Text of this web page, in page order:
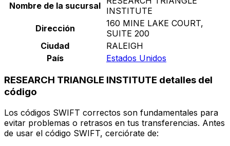
Nombre de la sucursal INSTITUTE
Dirección
160 MINE LAKE COURT,
SUITE 200
Ciudad
RALEIGH
País
Estados Unidos
RESEARCH TRIANGLE INSTITUTE detalles del
código
Los códigos SWIFT correctos son fundamentales para
evitar problemas o retrasos en tus transferencias. Antes
de usar el código SWIFT, cerciórate de: